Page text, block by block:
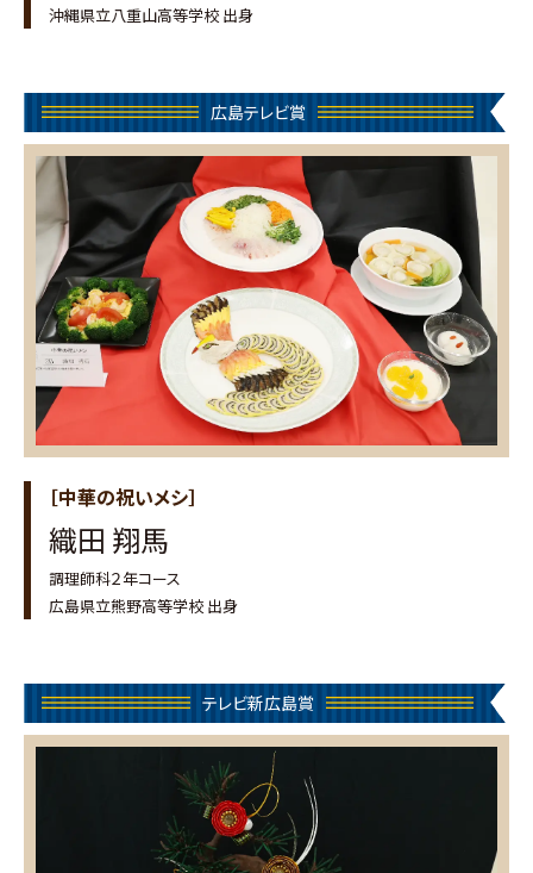
沖縄県立八重山高等学校 出身
広島テレビ賞
［中華の祝いメシ］
織田 翔馬
調理師科２年コース
広島県立熊野高等学校 出身
テレビ新広島賞